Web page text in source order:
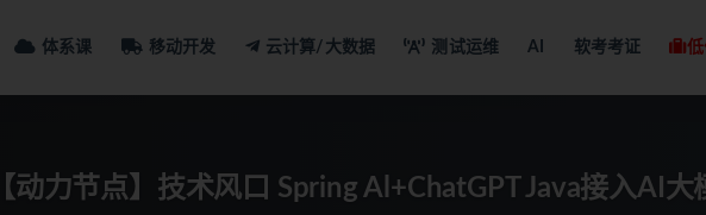
体系课 移动开发 云计算/大数据 测试运维 AI 软考考证
【动力节点】技术风口 Spring Al+ChatGPT Java接入AI